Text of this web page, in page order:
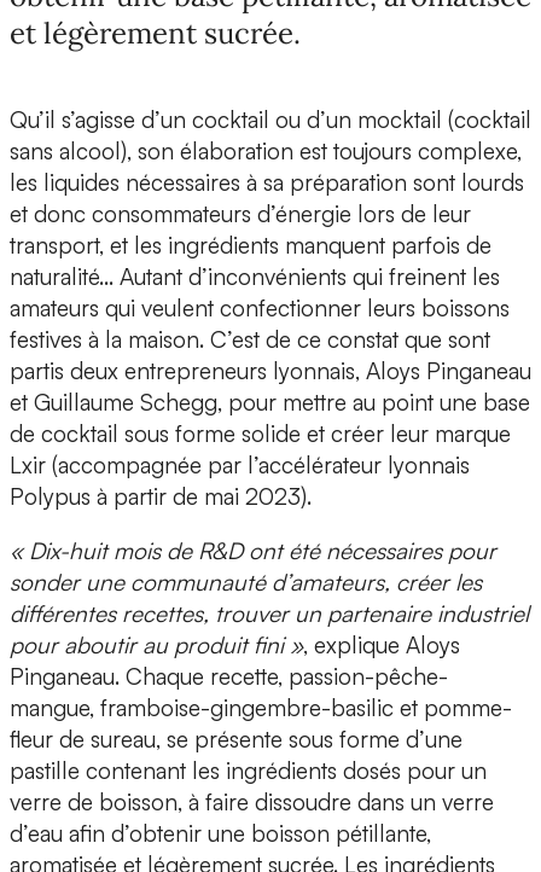
et légèrement sucrée.
Qu’il s’agisse d’un cocktail ou d’un mocktail (cocktail
sans alcool), son élaboration est toujours complexe,
les liquides nécessaires à sa préparation sont lourds
et donc consommateurs d’énergie lors de leur
transport, et les ingrédients manquent parfois de
naturalité… Autant d’inconvénients qui freinent les
amateurs qui veulent confectionner leurs boissons
festives à la maison. C’est de ce constat que sont
partis deux entrepreneurs lyonnais, Aloys Pinganeau
et Guillaume Schegg, pour mettre au point une base
de cocktail sous forme solide et créer leur marque
Lxir (accompagnée par l’accélérateur lyonnais
Polypus à partir de mai 2023).
« Dix-huit mois de R&D ont été nécessaires pour
sonder une communauté d’amateurs, créer les
différentes recettes, trouver un partenaire industriel
pour aboutir au produit fini », explique Aloys
Pinganeau. Chaque recette, passion-pêche-
mangue, framboise-gingembre-basilic et pomme-
fleur de sureau, se présente sous forme d’une
pastille contenant les ingrédients dosés pour un
verre de boisson, à faire dissoudre dans un verre
d’eau afin d’obtenir une boisson pétillante,
aromatisée et légèrement sucrée. Les ingrédients